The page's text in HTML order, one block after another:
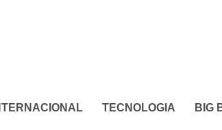
TECNOLOGIA BIG